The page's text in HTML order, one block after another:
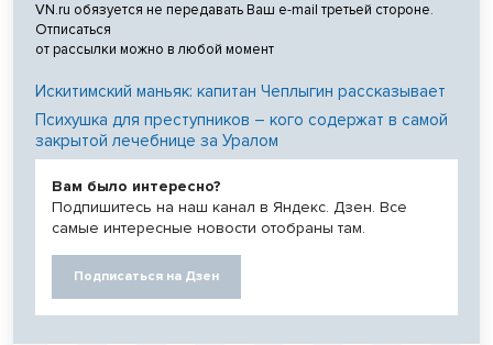
VN.ru обязуется не передавать Ваш e-mail третьей стороне.
Отписаться
от рассылки можно в любой момент
Искитимский маньяк: капитан Чеплыгин рассказывает
Психушка для преступников – кого содержат в самой
закрытой лечебнице за Уралом
Вам было интересно?
Подпишитесь на наш канал в Яндекс. Дзен. Все
самые интересные новости отобраны там.
Подписаться на Дзен